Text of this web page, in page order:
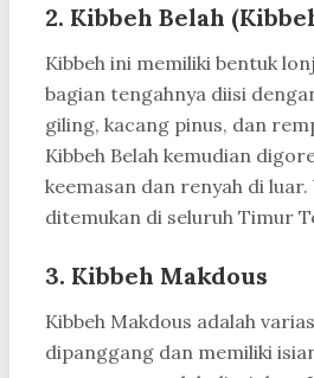
2. Kibbeh Belah
Kibbeh ini memiliki bentuk
bagian tengahnya diisi
giling, kacang pinus, dan
Kibbeh Belah kemudian
keemasan dan renyah di
ditemukan di seluruh Timur
3. Kibbeh Makdous
Kibbeh Makdous adalah
dipanggang dan memiliki